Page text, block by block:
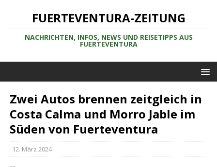
FUERTEVENTURA-ZEITUNG
NACHRICHTEN, INFOS, NEWS UND REISETIPPS AUS
FUERTEVENTURA
Zwei Autos brennen zeitgleich in
Costa Calma und Morro Jable im
Süden von Fuerteventura
12. März 2024